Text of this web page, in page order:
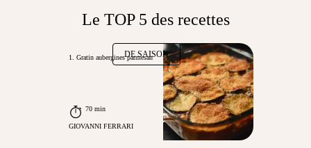
Le TOP 5 des recettes
DE SAISON
1. Gratin aubergines parmesan
70 min
GIOVANNI FERRARI